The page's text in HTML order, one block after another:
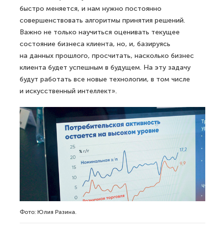
быстро меняется, и нам нужно постоянно
совершенствовать алгоритмы принятия решений.
Важно не только научиться оценивать текущее
состояние бизнеса клиента, но, и, базируясь
на данных прошлого, просчитать, насколько бизнес
клиента будет успешным в будущем. На эту задачу
будут работать все новые технологии, в том числе
и искусственный интеллект».
Фото: Юлия Разина.